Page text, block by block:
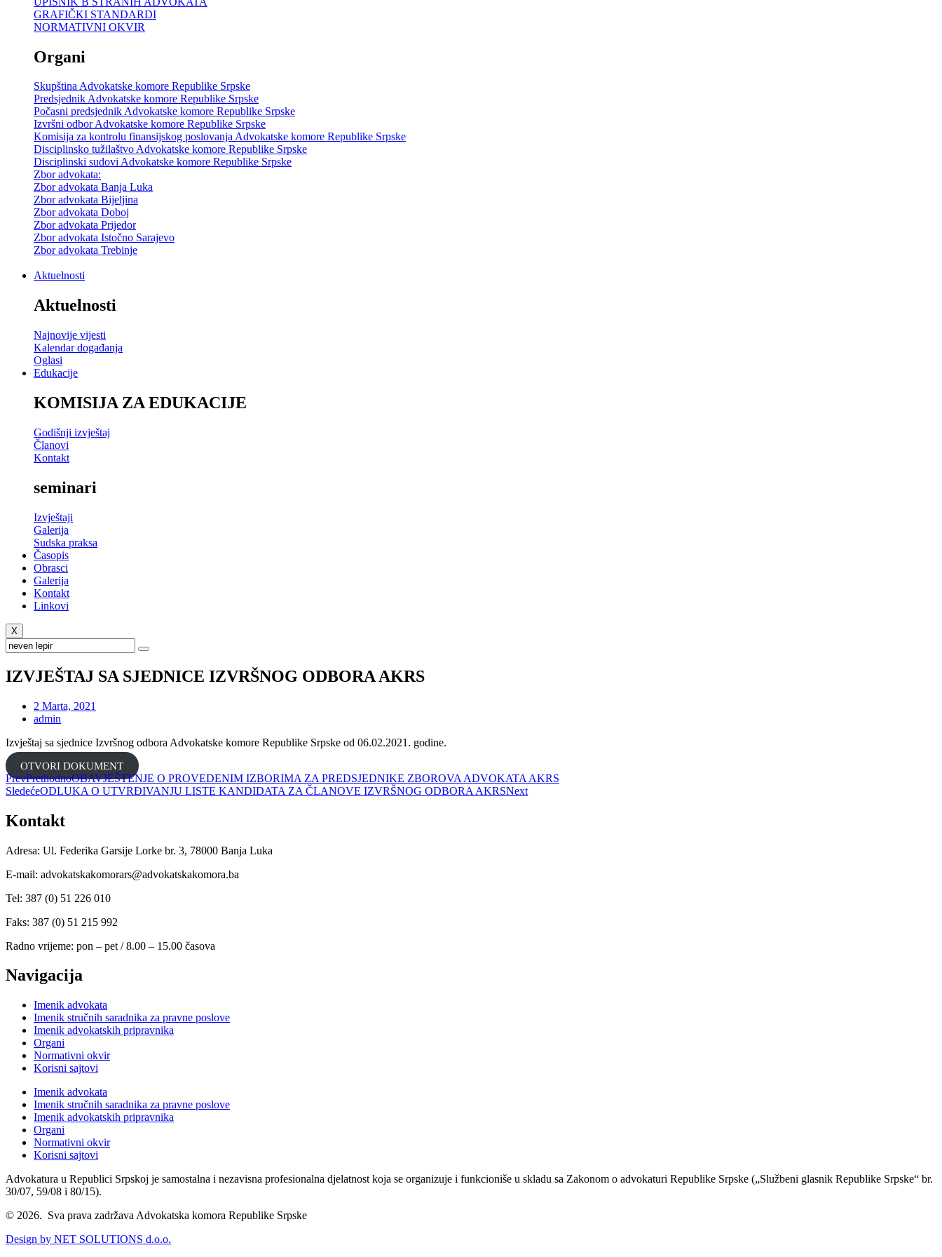
GRAFIČKI STANDARDI
NORMATIVNI OKVIR
Organi
Skupština Advokatske komore Republike Srpske
Predsjednik Advokatske komore Republike Srpske
Počasni predsjednik Advokatske komore Republike Srpske
Izvršni odbor Advokatske komore Republike Srpske
Komisija za kontrolu finansijskog poslovanja Advokatske komore Republike Srpske
Disciplinsko tužilaštvo Advokatske komore Republike Srpske
Disciplinski sudovi Advokatske komore Republike Srpske
Zbor advokata:
Zbor advokata Banja Luka
Zbor advokata Bijeljina
Zbor advokata Doboj
Zbor advokata Prijedor
Zbor advokata Istočno Sarajevo
Zbor advokata Trebinje
Aktuelnosti
Aktuelnosti
Najnovije vijesti
Kalendar događanja
Oglasi
Edukacije
KOMISIJA ZA EDUKACIJE
Godišnji izvještaj
Članovi
Kontakt
seminari
Izvještaji
Galerija
Sudska praksa
Časopis
Obrasci
Galerija
Kontakt
Linkovi
X
IZVJEŠTAJ SA SJEDNICE IZVRŠNOG ODBORA AKRS
2 Marta, 2021
admin
Izvještaj sa sjednice Izvršnog odbora Advokatske komore Republike Srpske od 06.02.2021. godine.
OTVORI DOKUMENT
PrevPrethodnoOBAVJEŠTENJE O PROVEDENIM IZBORIMA ZA PREDSJEDNIKE ZBOROVA ADVOKATA AKRS
SledećeODLUKA O UTVRĐIVANJU LISTE KANDIDATA ZA ČLANOVE IZVRŠNOG ODBORA AKRSNext
Kontakt
Adresa: Ul. Federika Garsije Lorke br. 3, 78000 Banja Luka
E-mail: advokatskakomorars@advokatskakomora.ba
Tel: 387 (0) 51 226 010
Faks: 387 (0) 51 215 992
Radno vrijeme: pon – pet / 8.00 – 15.00 časova
Navigacija
Imenik advokata
Imenik stručnih saradnika za pravne poslove
Imenik advokatskih pripravnika
Organi
Normativni okvir
Korisni sajtovi
Imenik advokata
Imenik stručnih saradnika za pravne poslove
Imenik advokatskih pripravnika
Organi
Normativni okvir
Korisni sajtovi
Advokatura u Republici Srpskoj je samostalna i nezavisna profesionalna djelatnost koja se organizuje i funkcioniše u skladu sa Zakonom o advokaturi Republike Srpske („Službeni glasnik Republike Srpske“ br.
30/07, 59/08 i 80/15).
© 2026. Sva prava zadržava Advokatska komora Republike Srpske
Design by NET SOLUTIONS d.o.o.